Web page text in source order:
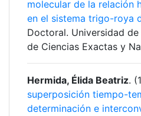
molecular de la relación
en el sistema trigo-roya
Doctoral. Universidad
de Ciencias Exactas y
Hermida, Élida Beatriz.
superposición tiempo-
determinación e